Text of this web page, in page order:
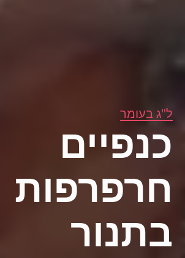
ל"ג בעומר
כנפיים
חרפרפות
בתנור